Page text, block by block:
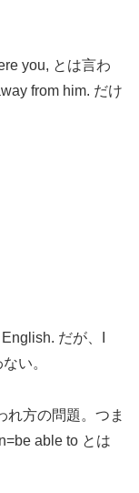
you, とは言わ
from him. だけ
だが、I
い。
れ方の問題。つま
able to とは